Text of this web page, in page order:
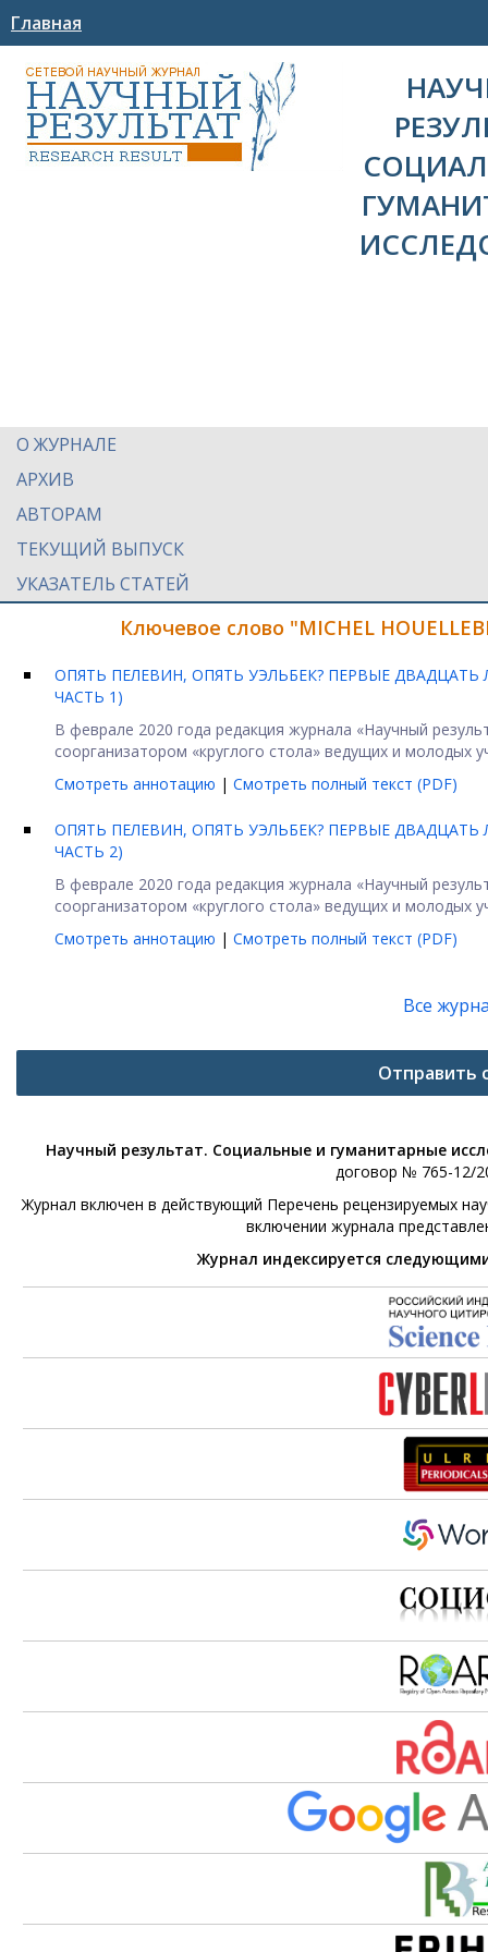
Главная
О ЖУРНАЛЕ
АРХИВ
АВТОРАМ
ТЕКУЩИЙ ВЫПУСК
УКАЗАТЕЛЬ СТАТЕЙ
Ключевое слово "MICHEL
ОПЯТЬ ПЕЛЕВИН, ОПЯТЬ УЭЛЬБЕК? ПЕРВЫЕ ДВАДЦАТЬ
ЧАСТЬ 1)
В феврале 2020 года редакция журнала «Научный
соорганизатором «круглого стола» ведущих и молодых
Смотреть аннотацию | Смотреть полный текст (PDF)
ОПЯТЬ ПЕЛЕВИН, ОПЯТЬ УЭЛЬБЕК? ПЕРВЫЕ ДВАДЦАТЬ
ЧАСТЬ 2)
В феврале 2020 года редакция журнала «Научный
соорганизатором «круглого стола» ведущих и молодых
Смотреть аннотацию | Смотреть полный текст (PDF)
Все
Отправить
Научный результат. Социальные и гуманитарные
договор № 765-12/
Журнал включен в действующий Перечень рецензируемых
включении журнала
Журнал индексируется